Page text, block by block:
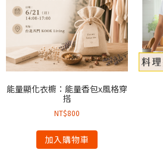
能量顯化衣櫥：能量香包x風格穿
搭
NT$800
加入購物車